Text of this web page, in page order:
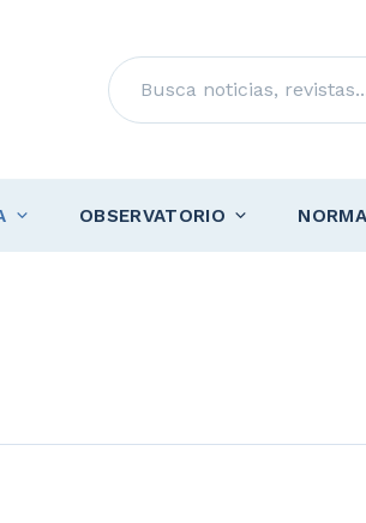
Buscar
OBSERVATORIO